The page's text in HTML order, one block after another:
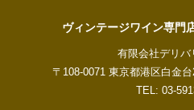
ヴィンテージワイン専門
有限会社デリバ
〒108-0071 東京都港区白金
TEL: 03-